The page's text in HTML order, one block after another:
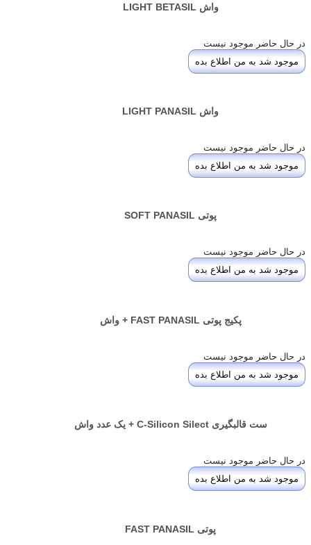
واش LIGHT BETASIL
در حال حاضر موجود نیست
موجود شد به من اطلاع بده
واش LIGHT PANASIL
در حال حاضر موجود نیست
موجود شد به من اطلاع بده
پوتی SOFT PANASIL
در حال حاضر موجود نیست
موجود شد به من اطلاع بده
پکیج پوتی FAST PANASIL + واش
در حال حاضر موجود نیست
موجود شد به من اطلاع بده
ست قالبگیری C-Silicon Silect + یک عدد واش
در حال حاضر موجود نیست
موجود شد به من اطلاع بده
پوتی FAST PANASIL